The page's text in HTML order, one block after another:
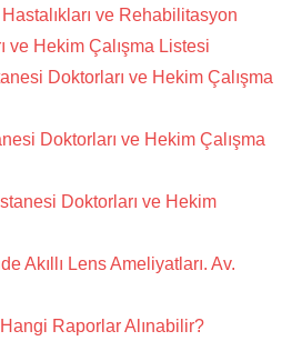
ve Rehabilitasyon
ve Hekim Çalışma Listesi
Doktorları ve Hekim Çalışma
Doktorları ve Hekim Çalışma
Doktorları ve Hekim
Akıllı Lens Ameliyatları. Av.
Raporlar Alınabilir?